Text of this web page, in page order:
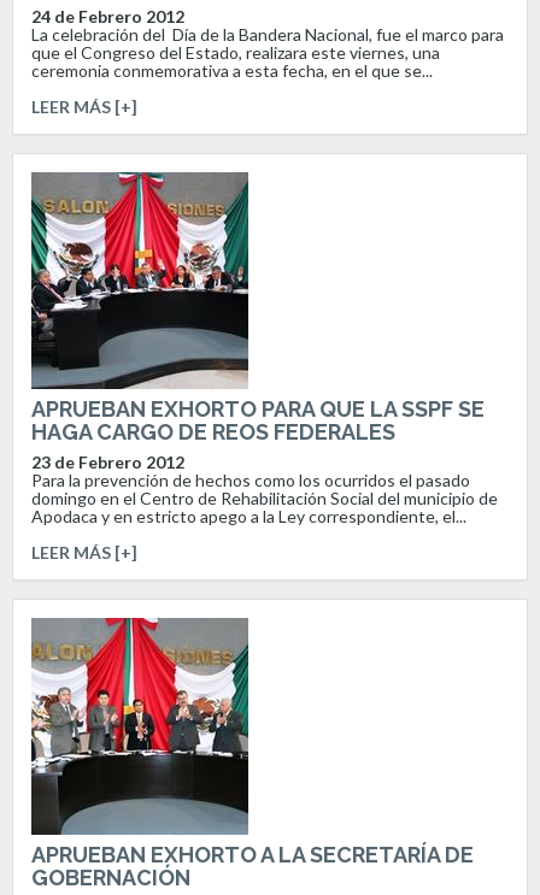
24 de Febrero 2012
La celebración del Día de la Bandera Nacional, fue el marco para
que el Congreso del Estado, realizara este viernes, una
ceremonia conmemorativa a esta fecha, en el que se...
LEER MÁS [+]
APRUEBAN EXHORTO PARA QUE LA SSPF SE
HAGA CARGO DE REOS FEDERALES
23 de Febrero 2012
Para la prevención de hechos como los ocurridos el pasado
domingo en el Centro de Rehabilitación Social del municipio de
Apodaca y en estricto apego a la Ley correspondiente, el...
LEER MÁS [+]
APRUEBAN EXHORTO A LA SECRETARÍA DE
GOBERNACIÓN